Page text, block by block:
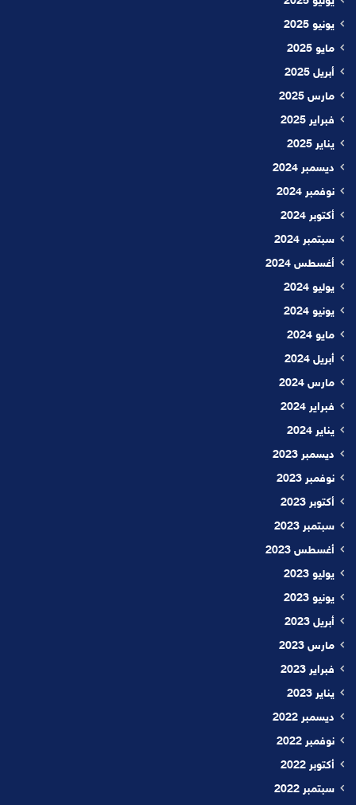
يونيو 2025
مايو 2025
أبريل 2025
مارس 2025
فبراير 2025
يناير 2025
ديسمبر 2024
نوفمبر 2024
أكتوبر 2024
سبتمبر 2024
أغسطس 2024
يوليو 2024
يونيو 2024
مايو 2024
أبريل 2024
مارس 2024
فبراير 2024
يناير 2024
ديسمبر 2023
نوفمبر 2023
أكتوبر 2023
سبتمبر 2023
أغسطس 2023
يوليو 2023
يونيو 2023
أبريل 2023
مارس 2023
فبراير 2023
يناير 2023
ديسمبر 2022
نوفمبر 2022
أكتوبر 2022
سبتمبر 2022